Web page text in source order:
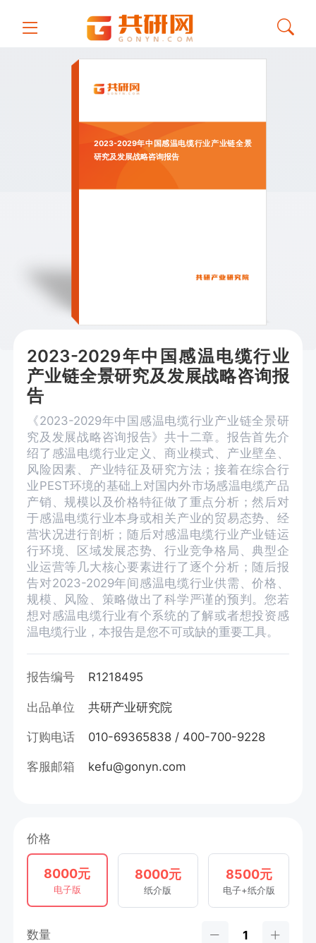
2023-2029年中国感温电缆行业产业链全景
研究及发展战略咨询报告
2023-2029年中国感温电缆行业
产业链全景研究及发展战略咨询报
告
《2023-2029年中国感温电缆行业产业链全景研
究及发展战略咨询报告》共十二章。报告首先介
绍了感温电缆行业定义、商业模式、产业壁垒、
风险因素、产业特征及研究方法；接着在综合行
业PEST环境的基础上对国内外市场感温电缆产品
产销、规模以及价格特征做了重点分析；然后对
于感温电缆行业本身或相关产业的贸易态势、经
营状况进行剖析；随后对感温电缆行业产业链运
行环境、区域发展态势、行业竞争格局、典型企
业运营等几大核心要素进行了逐个分析；随后报
告对2023-2029年间感温电缆行业供需、价格、
规模、风险、策略做出了科学严谨的预判。您若
想对感温电缆行业有个系统的了解或者想投资感
温电缆行业，本报告是您不可或缺的重要工具。
报告编号 R1218495
出品单位 共研产业研究院
订购电话 010-69365838 / 400-700-9228
客服邮箱 kefu@gonyn.com
价格
8000元
电子版
8000元
纸介版
8500元
电子+纸介版
数量